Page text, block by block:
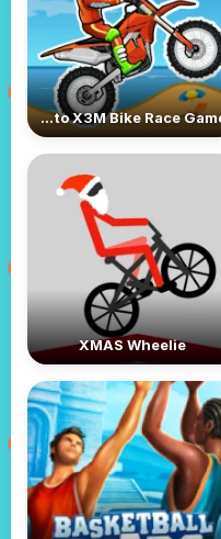
Moto X3M Bike Race Game
XMAS Wheelie